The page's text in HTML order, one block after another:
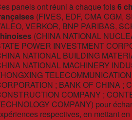
panels ont réuni à chaque fois6
(FIVES, EDF, CMA CGM,
VERKOR, BNP PARIBAS,
(CHINA NATIONAL
POWER INVESTMENT
NATIONAL BUILDING
NATIONAL MACHINERY
; BANK OF CHINA ;
COMPANY ;
COMPANY) pour
respectives, en mettant